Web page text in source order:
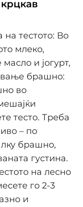
тестото: Во
млеко,
и јогурт,
брашно:
во
тесто. Треба
– по
брашно,
густина.
на лесно
го 2-3
и